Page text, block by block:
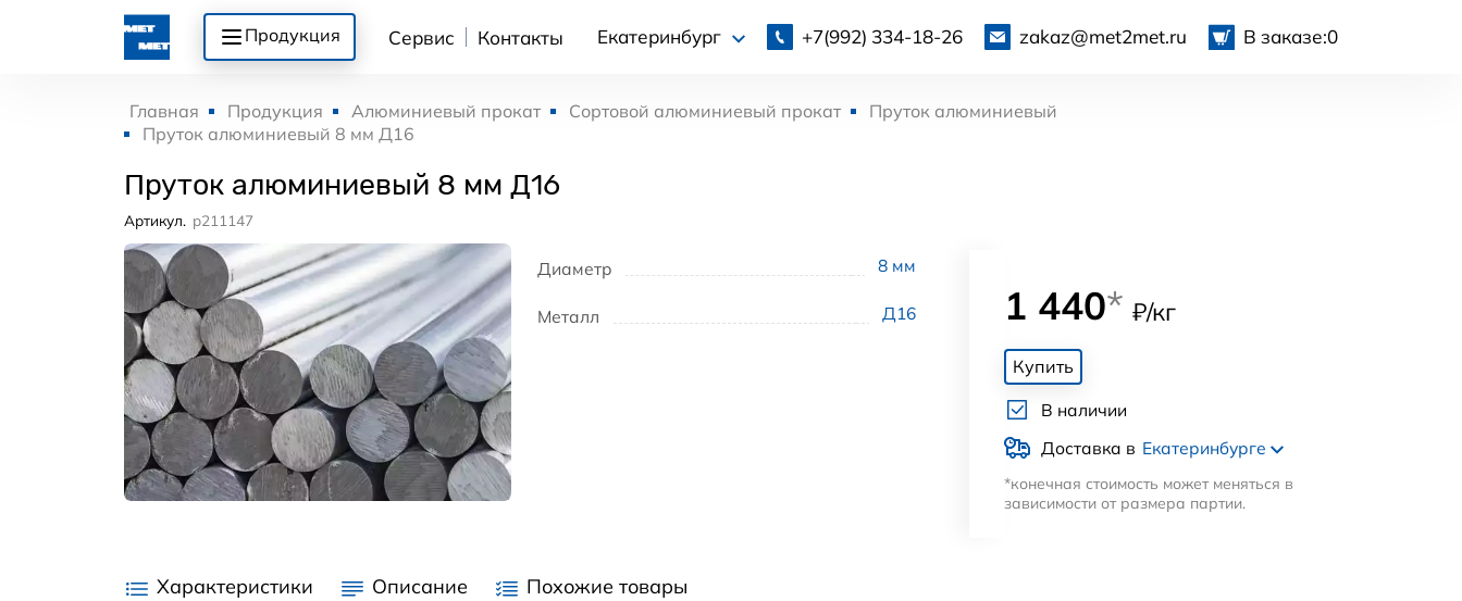
Продукция Сервис Контакты Екатеринбург +7(992) 334-18-26 zakaz@met2met.ru В заказе:0
Главная Продукция Алюминиевый прокат Сортовой алюминиевый прокат
Пруток алюминиевый
Пруток алюминиевый 8 мм Д16
Пруток алюминиевый 8 мм Д16
Артикул. p211147
Диаметр 8 мм
Металл Д16 1 440* ₽/кг
Купить
В наличии
Доставка в Екатеринбурге
*конечная стоимость может меняться в
зависимости от размера партии.
Характеристики Описание Похожие товары